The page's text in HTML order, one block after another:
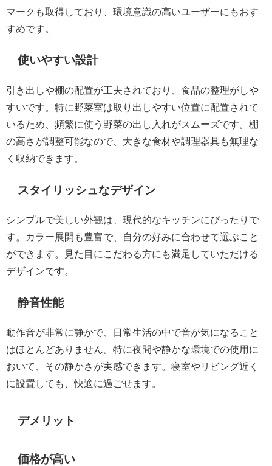
マークも取得しており、環境意識の高いユーザーにもおす
すめです。
使いやすい設計
引き出しや棚の配置が工夫されており、食品の整理がしや
すいです。特に野菜室は取り出しやすい位置に配置されて
いるため、頻繁に使う野菜の出し入れがスムーズです。棚
の高さが調整可能なので、大きな食材や調理器具も無理な
く収納できます。
スタイリッシュなデザイン
シンプルで美しい外観は、現代的なキッチンにぴったりで
す。カラー展開も豊富で、自分の好みに合わせて選ぶこと
ができます。見た目にこだわる方にも満足していただける
デザインです。
静音性能
動作音が非常に静かで、日常生活の中で音が気になること
はほとんどありません。特に夜間や静かな環境での使用に
おいて、その静かさが実感できます。寝室やリビング近く
に設置しても、快適に過ごせます。
デメリット
価格が高い